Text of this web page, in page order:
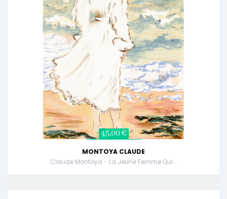
45,00 €
MONTOYA CLAUDE
Claude Montoya - La Jeune Femme Qui...